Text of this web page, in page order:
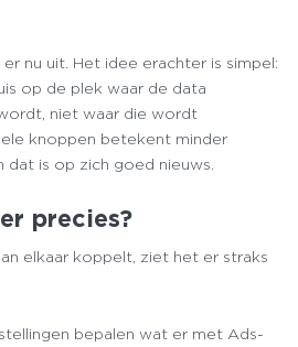
nu uit. Het idee erachter is simpel:
op de plek waar de data
niet waar die wordt
knoppen betekent minder
is op zich goed nieuws.
precies?
elkaar koppelt, ziet het er straks
bepalen wat er met Ads-